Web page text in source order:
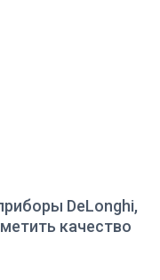
DeLonghi,
качество